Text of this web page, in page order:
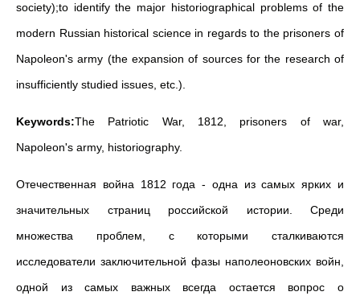
society);to identify the major historiographical problems of the
modern Russian historical science in regards to the prisoners of
Napoleon's army (the expansion of sources for the research of
insufficiently studied issues, etc.).
Keywords:The Patriotic War, 1812, prisoners of war,
Napoleon's army, historiography.
Отечественная война 1812 года - одна из самых ярких и
значительных страниц российской истории. Среди
множества проблем, с которыми сталкиваются
исследователи заключительной фазы наполеоновских войн,
одной из самых важных всегда остается вопрос о